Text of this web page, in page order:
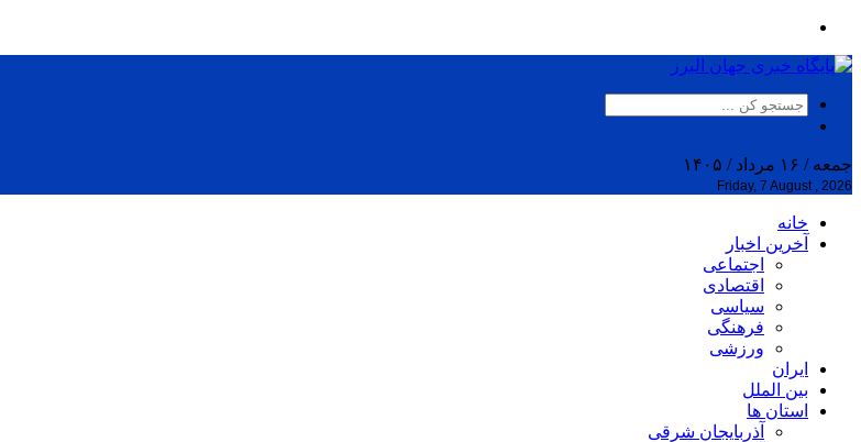
جمعه / ۱۶ مرداد / ۱۴۰۵
Friday, 7 August , 2026
خانه
آخرین اخبار
اجتماعی
اقتصادی
سیاسی
فرهنگی
ورزشی
ایران
بین الملل
استان ها
آذربایجان شرقی